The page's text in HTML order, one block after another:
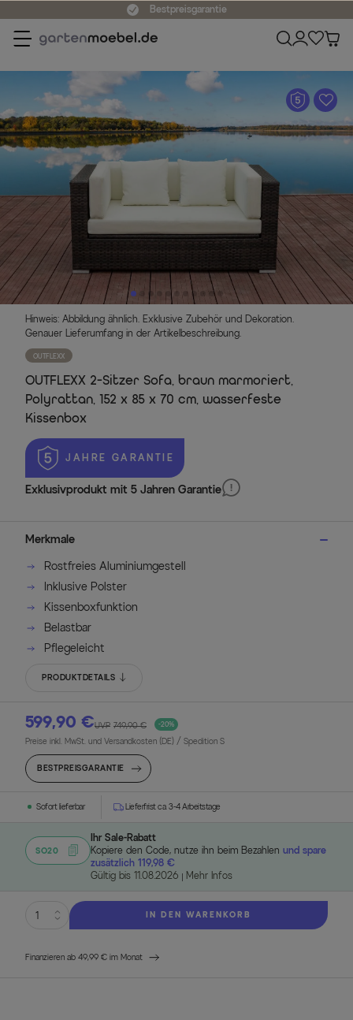
Bestpreisgarantie
A
Hinweis: Abbildung ähnlich. Exklusive Zubehör und Dekoration.
Genauer Lieferumfang in der Artikelbeschreibung.
OUTFLEXX
OUTFLEXX 2-Sitzer Sofa, braun marmoriert,
Polyrattan, 152 x 85 x 70 cm, wasserfeste
Kissenbox
JAHRE GARANTIE
Exklusivprodukt mit 5 Jahren Garantie
Merkmale
Rostfreies Aluminiumgestell
Inklusive Polster
Kissenboxfunktion
Belastbar
Pflegeleicht
PRODUKTDETAILS
599,90 € -20%
UVP 749,90 €
Preise inkl. MwSt. und Versandkosten (DE) / Spedition S
BESTPREISGARANTIE
Sofort lieferbar Lieferfrist ca. 3-4 Arbeitstage
SO20
Ihr Sale-Rabatt
Kopiere den Code, nutze ihn beim Bezahlen und spare
zusätzlich 119,98 €
Gültig bis 11.08.2026
Mehr Infos
IN DEN WARENKORB
Finanzieren ab 49,99 € im Monat